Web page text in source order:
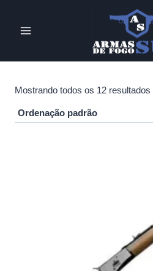
Mostrando todos os 12 resultados